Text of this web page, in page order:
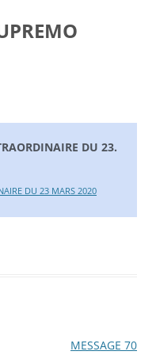
DU 23.
DU 23 MARS 2020
MESSAGE 70